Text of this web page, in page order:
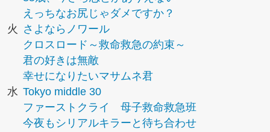
えっちなお尻じゃダメですか？
火
さよならノワール
クロスロード～救命救急の約束～
君の好きは無敵
幸せになりたいマサムネ君
水 Tokyo middle 30
ファーストクライ 母子救命救急班
今夜もシリアルキラーと待ち合わせ